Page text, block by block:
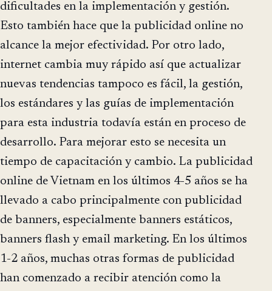
dificultades en la implementación y gestión.
Esto también hace que la publicidad online no
alcance la mejor efectividad. Por otro lado,
internet cambia muy rápido así que actualizar
nuevas tendencias tampoco es fácil, la gestión,
los estándares y las guías de implementación
para esta industria todavía están en proceso de
desarrollo. Para mejorar esto se necesita un
tiempo de capacitación y cambio. La publicidad
online de Vietnam en los últimos 4-5 años se ha
llevado a cabo principalmente con publicidad
de banners, especialmente banners estáticos,
banners flash y email marketing. En los últimos
1-2 años, muchas otras formas de publicidad
han comenzado a recibir atención como la